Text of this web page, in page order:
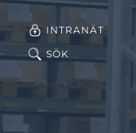
INTRANÄT
SÖK